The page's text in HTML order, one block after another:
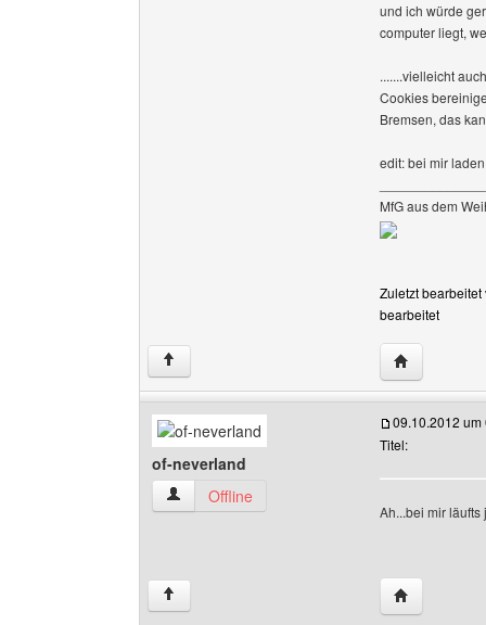
und ich würde
computer liegt,
.......vielleicht
Cookies
Bremsen, das
edit: bei mir
MfG aus dem
Zuletzt
bearbeitet
↑ Website
of-neverland
of-neverland Benutzer-Profile anzeigen
Offline
09.10.2012 um
Titel:
Ah...bei mir
↑ Website